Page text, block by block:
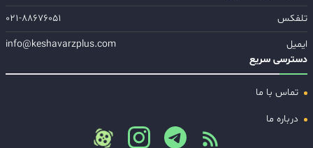
تلفکس
۰۲۱-۸۸۶۷۶۰۵۱
ایمیل
info@keshavarzplus.com
دسترسی سریع
تماس با ما
درباره ما